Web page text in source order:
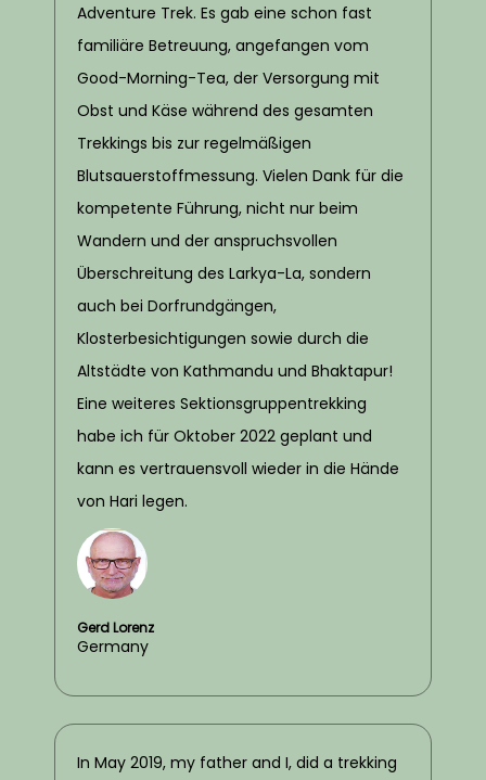
Adventure Trek. Es gab eine schon fast
familiäre Betreuung, angefangen vom
Good-Morning-Tea, der Versorgung mit
Obst und Käse während des gesamten
Trekkings bis zur regelmäßigen
Blutsauerstoffmessung. Vielen Dank für die
kompetente Führung, nicht nur beim
Wandern und der anspruchsvollen
Überschreitung des Larkya-La, sondern
auch bei Dorfrundgängen,
Klosterbesichtigungen sowie durch die
Altstädte von Kathmandu und Bhaktapur!
Eine weiteres Sektionsgruppentrekking
habe ich für Oktober 2022 geplant und
kann es vertrauensvoll wieder in die Hände
von Hari legen.
Gerd Lorenz
Germany
In May 2019, my father and I, did a trekking